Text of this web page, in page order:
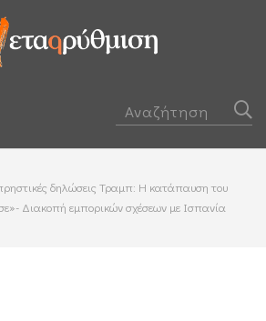
δηλώσεις Τραμπ: Η κατάπαυση του
Διακοπή εμπορικών σχέσεων με Ισπανία